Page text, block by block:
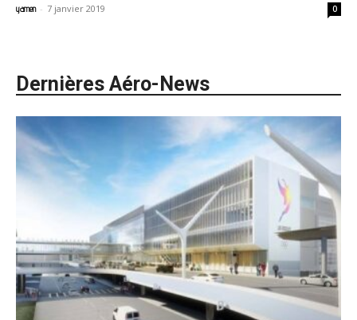
yamen - 7 janvier 2019 0
Dernières Aéro-News